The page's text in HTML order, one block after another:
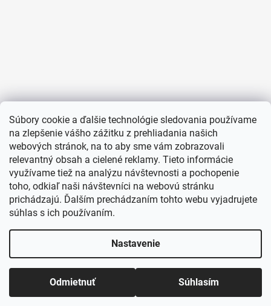
Súbory cookie a ďalšie technológie sledovania používame
na zlepšenie vášho zážitku z prehliadania našich
webových stránok, na to aby sme vám zobrazovali
relevantný obsah a cielené reklamy. Tieto informácie
využívame tiež na analýzu návštevnosti a pochopenie
toho, odkiaľ naši návštevníci na webovú stránku
prichádzajú. Ďalším prechádzaním tohto webu vyjadrujete
súhlas s ich používaním.
Nastavenie
Odmietnuť Súhlasím
Copyright 2026TENTATION.SK. Všetky práva vyhradené.